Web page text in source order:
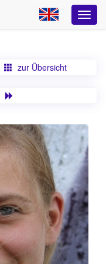
zur Übersicht